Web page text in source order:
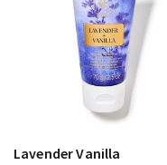
Lavender Vanilla